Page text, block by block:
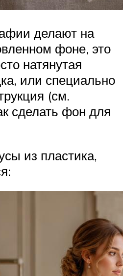
делают на
фоне, это
натянутая
или специально
(см.
сделать фон для
из пластика,